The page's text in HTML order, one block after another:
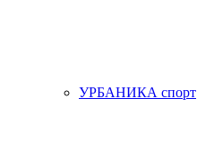
УРБАНИКА спорт